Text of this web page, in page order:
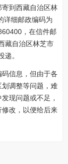
到西藏自治区林
详细邮政编码为
，在信件邮
藏自治区林芝市
。
信息，但由于各
调整等问题，难
现问题或不足，
改，以便给后来